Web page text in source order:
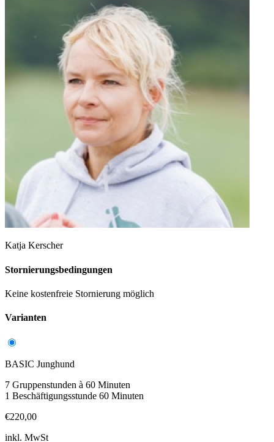
Katja Kerscher
Stornierungsbedingungen
Keine kostenfreie Stornierung möglich
Varianten
BASIC Junghund
7 Gruppenstunden à 60 Minuten
1 Beschäftigungsstunde 60 Minuten
€220,00
inkl. MwSt